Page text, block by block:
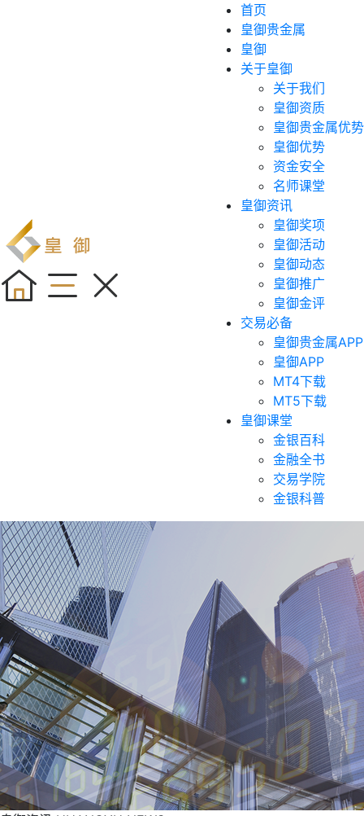
首页
皇御贵金属
皇御
关于皇御
关于我们
皇御资质
皇御贵金属优势
皇御优势
资金安全
名师课堂
皇御资讯
皇御奖项
皇御活动
皇御动态
皇御推广
皇御金评
交易必备
皇御贵金属APP
皇御APP
MT4下载
MT5下载
皇御课堂
金银百科
金融全书
交易学院
金银科普